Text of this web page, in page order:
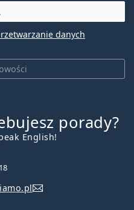
danych
porady?
English!